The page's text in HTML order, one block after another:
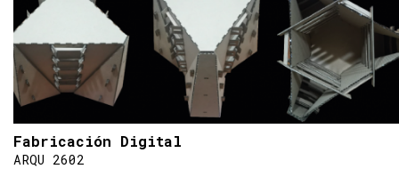
Fabricación Digital
ARQU 2602